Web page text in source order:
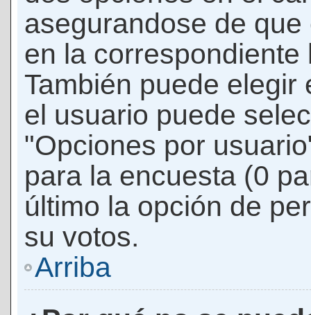
asegurandose de
en la
También puede
el usuario puede
"Opciones por
para la encuesta (0
último la opción de
su votos.
Arriba